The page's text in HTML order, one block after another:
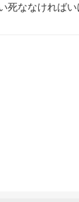
死ななければ